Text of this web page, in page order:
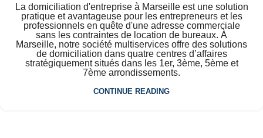
La domiciliation d'entreprise à Marseille est une solution
pratique et avantageuse pour les entrepreneurs et les
professionnels en quête d'une adresse commerciale
sans les contraintes de location de bureaux. À
Marseille, notre société multiservices offre des solutions
de domiciliation dans quatre centres d’affaires
stratégiquement situés dans les 1er, 3ème, 5ème et
7ème arrondissements.
CONTINUE READING